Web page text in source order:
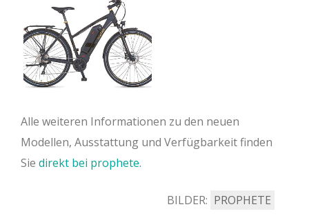
Alle weiteren Informationen zu den neuen
Modellen, Ausstattung und Verfügbarkeit finden
Sie direkt bei prophete.
BILDER: PROPHETE